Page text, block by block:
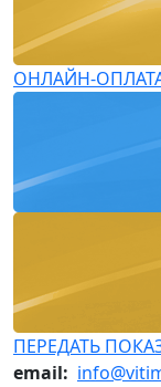
ОНЛАЙН-
ПЕРЕДАТЬ
email: